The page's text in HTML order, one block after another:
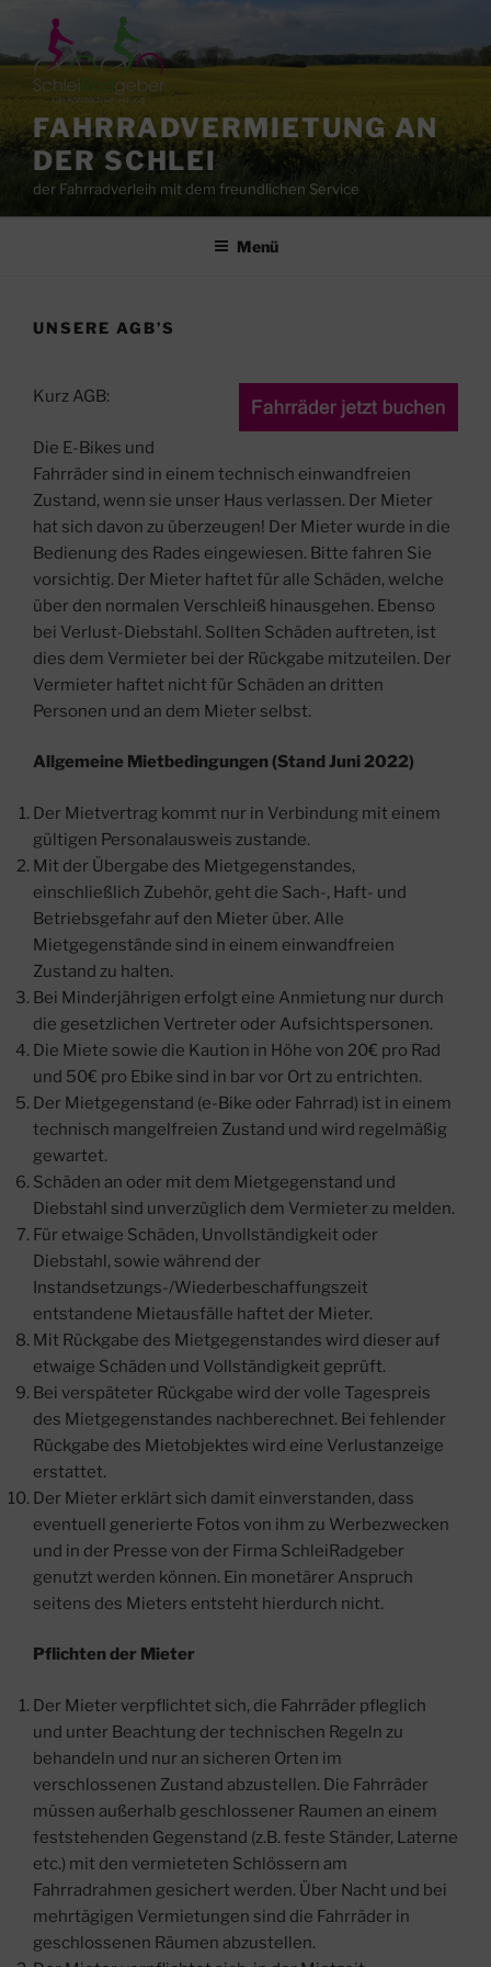
springen
FAHRRADVERMIETUNG AN
DER SCHLEI
der Fahrradverleih mit dem freundlichen Service
Menü
UNSERE AGB’S
Kurz AGB:
Die E-Bikes und
Fahrräder sind in einem technisch einwandfreien
Zustand, wenn sie unser Haus verlassen. Der Mieter
hat sich davon zu überzeugen! Der Mieter wurde in die
Bedienung des Rades eingewiesen. Bitte fahren Sie
vorsichtig. Der Mieter haftet für alle Schäden, welche
über den normalen Verschleiß hinausgehen. Ebenso
bei Verlust-Diebstahl. Sollten Schäden auftreten, ist
dies dem Vermieter bei der Rückgabe mitzuteilen. Der
Vermieter haftet nicht für Schäden an dritten
Personen und an dem Mieter selbst.
Allgemeine Mietbedingungen (Stand Juni 2022)
Der Mietvertrag kommt nur in Verbindung mit einem
gültigen Personalausweis zustande.
Mit der Übergabe des Mietgegenstandes,
einschließlich Zubehör, geht die Sach-, Haft- und
Betriebsgefahr auf den Mieter über. Alle
Mietgegenstände sind in einem einwandfreien
Zustand zu halten.
Bei Minderjährigen erfolgt eine Anmietung nur durch
die gesetzlichen Vertreter oder Aufsichtspersonen.
Die Miete sowie die Kaution in Höhe von 20€ pro Rad
und 50€ pro Ebike sind in bar vor Ort zu entrichten.
Der Mietgegenstand (e-Bike oder Fahrrad) ist in einem
technisch mangelfreien Zustand und wird regelmäßig
gewartet.
Schäden an oder mit dem Mietgegenstand und
Diebstahl sind unverzüglich dem Vermieter zu melden.
Für etwaige Schäden, Unvollständigkeit oder
Diebstahl, sowie während der
Instandsetzungs-/Wiederbeschaffungszeit
entstandene Mietausfälle haftet der Mieter.
Mit Rückgabe des Mietgegenstandes wird dieser auf
etwaige Schäden und Vollständigkeit geprüft.
Bei verspäteter Rückgabe wird der volle Tagespreis
des Mietgegenstandes nachberechnet. Bei fehlender
Rückgabe des Mietobjektes wird eine Verlustanzeige
erstattet.
Der Mieter erklärt sich damit einverstanden, dass
eventuell generierte Fotos von ihm zu Werbezwecken
und in der Presse von der Firma SchleiRadgeber
genutzt werden können. Ein monetärer Anspruch
seitens des Mieters entsteht hierdurch nicht.
Pflichten der Mieter
Der Mieter verpflichtet sich, die Fahrräder pfleglich
und unter Beachtung der technischen Regeln zu
behandeln und nur an sicheren Orten im
verschlossenen Zustand abzustellen. Die Fahrräder
müssen außerhalb geschlossener Raumen an einem
feststehenden Gegenstand (z.B. feste Ständer, Laterne
etc.) mit den vermieteten Schlössern am
Fahrradrahmen gesichert werden. Über Nacht und bei
mehrtägigen Vermietungen sind die Fahrräder in
geschlossenen Räumen abzustellen.